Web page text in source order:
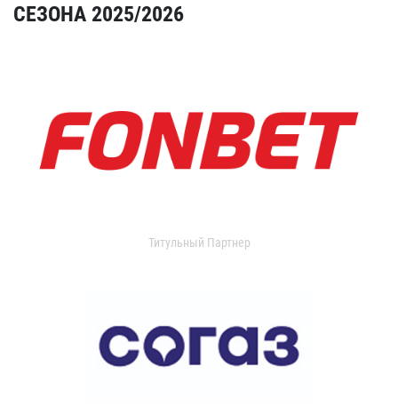
СЕЗОНА 2025/2026
Титульный Партнер